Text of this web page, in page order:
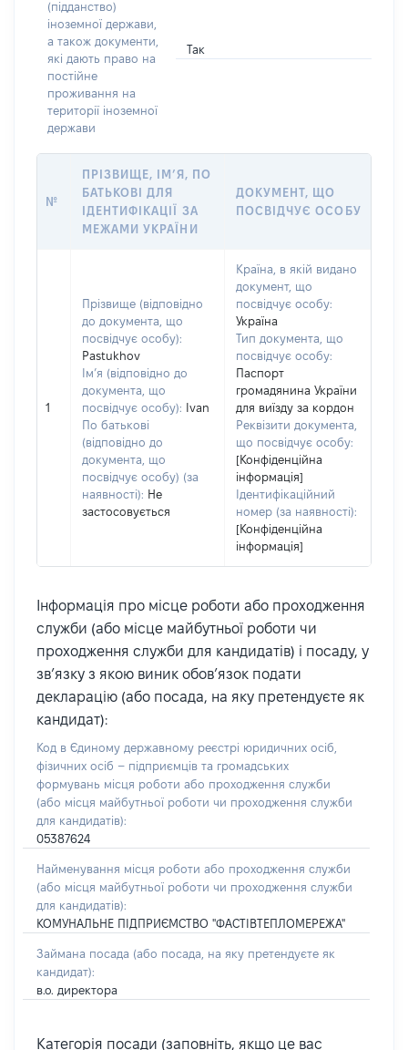
(підданство)
іноземної держави,
а також документи,
які дають право на
постійне
проживання на
території іноземної
держави
Так
№
ПРІЗВИЩЕ, ІМ’Я, ПО
БАТЬКОВІ ДЛЯ
ІДЕНТИФІКАЦІЇ ЗА
МЕЖАМИ УКРАЇНИ
ДОКУМЕНТ, ЩО
ПОСВІДЧУЄ ОСОБУ
1
Прізвище (відповідно
до документа, що
посвідчує особу):
Pastukhov
Ім’я (відповідно до
документа, що
посвідчує особу):
Ivan
По батькові
(відповідно до
документа, що
посвідчує особу) (за
наявності): Не
застосовується
Країна, в якій видано
документ, що
посвідчує особу:
Україна
Тип документа, що
посвідчує особу:
Паспорт
громадянина України
для виїзду за кордон
Реквізити документа,
що посвідчує особу:
[Конфіденційна
інформація]
Ідентифікаційний
номер (за наявності):
[Конфіденційна
інформація]
Інформація про місце роботи або проходження
служби (або місце майбутньої роботи чи
проходження служби для кандидатів) і посаду, у
зв’язку з якою виник обов’язок подати
декларацію (або посада, на яку претендуєте як
кандидат):
Код в Єдиному державному реєстрі юридичних осіб,
фізичних осіб – підприємців та громадських
формувань місця роботи або проходження служби
(або місця майбутньої роботи чи проходження служби
для кандидатів):
05387624
Найменування місця роботи або проходження служби
(або місця майбутньої роботи чи проходження служби
для кандидатів):
КОМУНАЛЬНЕ ПІДПРИЄМСТВО "ФАСТІВТЕПЛОМЕРЕЖА"
Займана посада (або посада, на яку претендуєте як
кандидат):
в.о. директора
Категорія посади (заповніть, якщо це вас